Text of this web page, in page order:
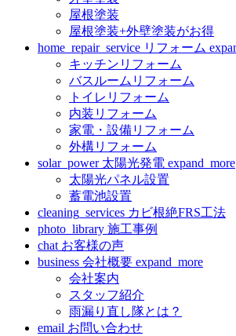
屋根塗装
屋根塗装+外壁塗装がお得
home_repair_service リフォーム
キッチンリフォーム
バスルームリフォーム
トイレリフォーム
内装リフォーム
家電・設備リフォーム
外構リフォーム
solar_power 太陽光発電 expand_more
太陽光パネル設置
蓄電池設置
cleaning_services カビ根絶FRS工法
photo_library 施工事例
chat お客様の声
business 会社概要 expand_more
会社案内
スタッフ紹介
雨漏り直し隊とは？
email お問い合わせ